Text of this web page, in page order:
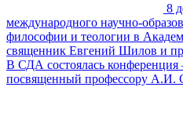
8
международного научно-
философии и теологии в
священник Евгений Шилов и
В СДА состоялась
посвященный профессору А.И.